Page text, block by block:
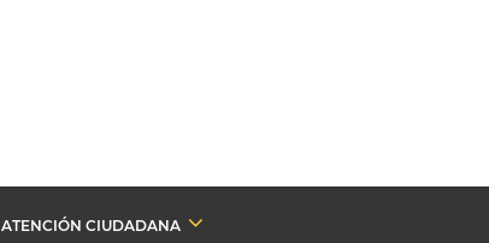
ATENCIÓN CIUDADANA